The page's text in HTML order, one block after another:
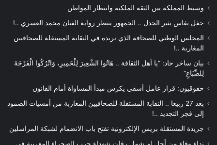
وسيط المملكة بين الثقة الملكية وانتظار المواطن
حفل بفاس يثير الجدل .. الجمهور ينتظر رواية الفنان محمد العسري ..!
المجلس الوطني للصحافة الذي نريده في النقابة المستقلة للصحافيين
المغاربة ..!
بيان ساخر حاد: “يا أهل الثقافة .. هَاتُوا الشَّعِيرَ لِلْحَمِيرِ، وَاتْرُكُوا الْفَرْجَةَ
لِلضِّبَاعِ”
حقوقيون: قرار عامل أسفي يكرس مبدأ المساواة أمام القانون
بعد 27 ربيعا .. النقابة المستقلة للصحافيين المغاربة من أمسيات الصمود
إلى فجر التجديد ..!
جريدة المستقلة بريس الإلكترونية تفتح باب الانضمام لشبكة المراسلين
نداء وفاء من أجل لم شمل رفات شهداء حرب الصحراء المغربية في